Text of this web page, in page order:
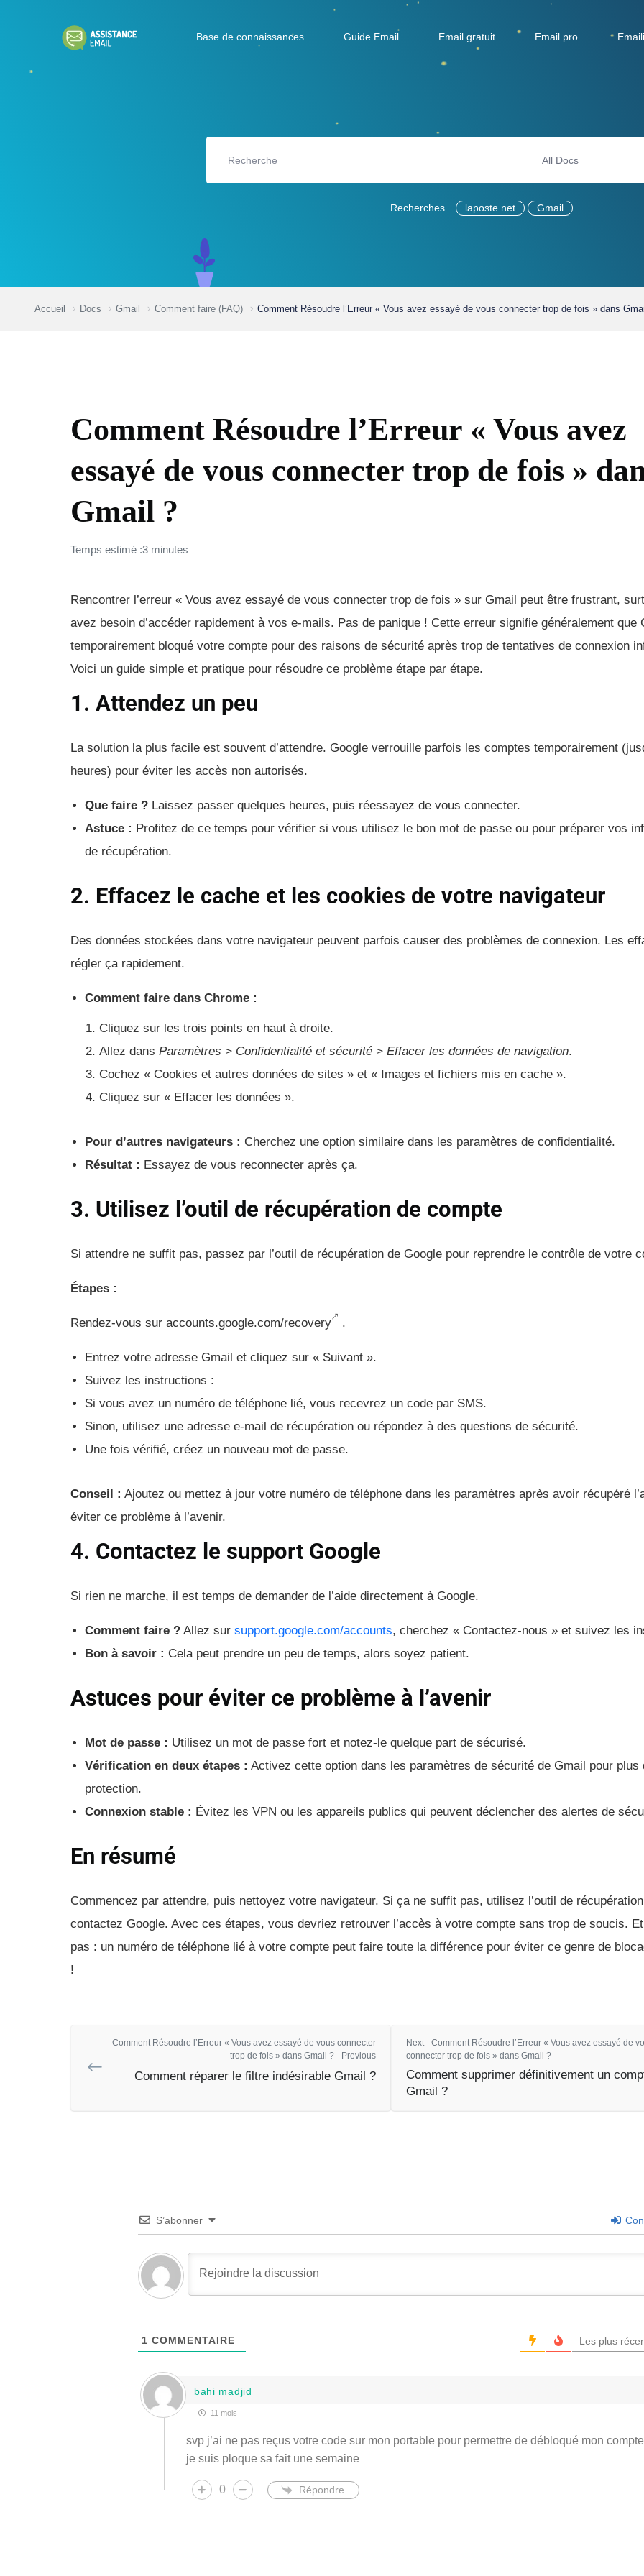
Base de connaissances Guide Email Email gratuit Email pro
Recherches laposte.net Gmail
Accueil Docs Gmail Comment faire (FAQ) Comment Résoudre l’Erreur « Vous avez essayé de vous connecter trop de fois » dans
Comment Résoudre l’Erreur « Vous avez
essayé de vous connecter trop de fois »
Gmail ?
Temps estimé :3 minutes
Rencontrer l’erreur « Vous avez essayé de vous connecter trop de fois » sur Gmail peut être frustrant,
avez besoin d’accéder rapidement à vos e-mails. Pas de panique ! Cette erreur signifie généralement que
temporairement bloqué votre compte pour des raisons de sécurité après trop de tentatives de connexion
Voici un guide simple et pratique pour résoudre ce problème étape par étape.
1. Attendez un peu
La solution la plus facile est souvent d’attendre. Google verrouille parfois les comptes temporairement
heures) pour éviter les accès non autorisés.
Que faire ? Laissez passer quelques heures, puis réessayez de vous connecter.
Astuce : Profitez de ce temps pour vérifier si vous utilisez le bon mot de passe ou pour préparer vos
de récupération.
2. Effacez le cache et les cookies de votre navigateur
Des données stockées dans votre navigateur peuvent parfois causer des problèmes de connexion. Les
régler ça rapidement.
Comment faire dans Chrome :
Cliquez sur les trois points en haut à droite.
Allez dans Paramètres > Confidentialité et sécurité > Effacer les données de navigation.
Cochez « Cookies et autres données de sites » et « Images et fichiers mis en cache ».
Cliquez sur « Effacer les données ».
Pour d’autres navigateurs : Cherchez une option similaire dans les paramètres de confidentialité.
Résultat : Essayez de vous reconnecter après ça.
3. Utilisez l’outil de récupération de compte
Si attendre ne suffit pas, passez par l’outil de récupération de Google pour reprendre le contrôle de votre
Étapes :
Rendez-vous sur accounts.google.com/recovery .
Entrez votre adresse Gmail et cliquez sur « Suivant ».
Suivez les instructions :
Si vous avez un numéro de téléphone lié, vous recevrez un code par SMS.
Sinon, utilisez une adresse e-mail de récupération ou répondez à des questions de sécurité.
Une fois vérifié, créez un nouveau mot de passe.
Conseil : Ajoutez ou mettez à jour votre numéro de téléphone dans les paramètres après avoir récupéré
éviter ce problème à l’avenir.
4. Contactez le support Google
Si rien ne marche, il est temps de demander de l’aide directement à Google.
Comment faire ? Allez sur support.google.com/accounts, cherchez « Contactez-nous » et suivez les
Bon à savoir : Cela peut prendre un peu de temps, alors soyez patient.
Astuces pour éviter ce problème à l’avenir
Mot de passe : Utilisez un mot de passe fort et notez-le quelque part de sécurisé.
Vérification en deux étapes : Activez cette option dans les paramètres de sécurité de Gmail pour plus
protection.
Connexion stable : Évitez les VPN ou les appareils publics qui peuvent déclencher des alertes de
En résumé
Commencez par attendre, puis nettoyez votre navigateur. Si ça ne suffit pas, utilisez l’outil de
contactez Google. Avec ces étapes, vous devriez retrouver l’accès à votre compte sans trop de soucis. Et
pas : un numéro de téléphone lié à votre compte peut faire toute la différence pour éviter ce genre de
!
Comment Résoudre l’Erreur « Vous avez essayé de vous connecter
trop de fois » dans Gmail ? - Previous
Comment réparer le filtre indésirable Gmail ?
Next - Comment Résoudre l’Erreur « Vous avez essayé de
connecter trop de fois » dans Gmail ?
Comment supprimer définitivement un
Gmail ?
S’abonner
1 COMMENTAIRE Les plus
bahi madjid
11 mois
svp j’ai ne pas reçus votre code sur mon portable pour permettre de débloqué mon compte
je suis ploque sa fait une semaine
0 Répondre